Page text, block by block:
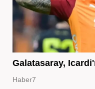
Galatasaray,
Haber7